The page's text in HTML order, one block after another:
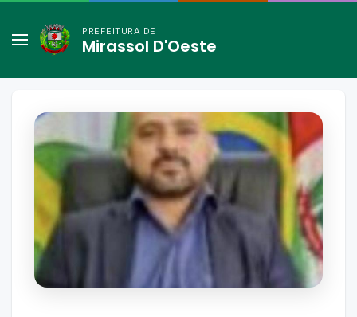
PREFEITURA DE
Mirassol D'Oeste